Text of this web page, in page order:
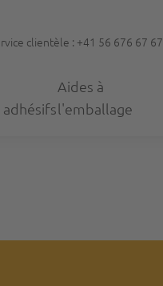
clientèle : +41 56 676 67 67
adhésifs
Aides à
l'emballage